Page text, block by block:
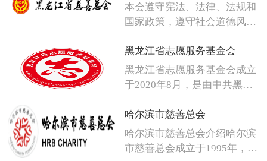
本会遵守宪法、法律、法规和
国家政策，遵守社会道德风
黑龙江省志愿服务基金会
黑龙江省志愿服务基金会成立
于2020年8月，是由中共黑龙
哈尔滨市慈善总会
哈尔滨市慈善总会介绍哈尔滨
市慈善总会成立于1995年，是